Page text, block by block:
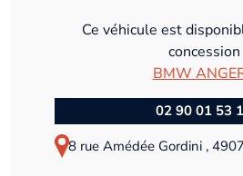
Ce véhicule est
concession
BMW
02 90 01 53
8 rue Amédée Gordini ,